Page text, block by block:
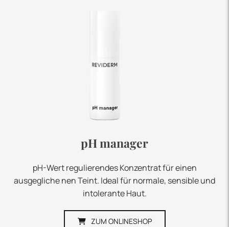
pH manager
pH-Wert regulierendes Konzentrat für einen
ausgegliche nen Teint. Ideal für normale, sensible und
intolerante Haut.
ZUM ONLINESHOP